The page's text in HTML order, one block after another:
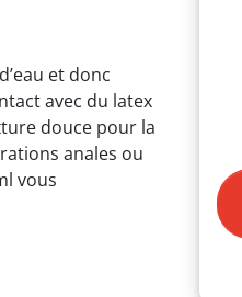
et donc
avec du latex
douce pour la
anales ou
vous